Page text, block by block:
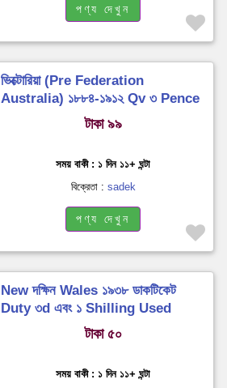
পণ্য দেখুন
ভিক্টোরিয়া (Pre Federation
Australia) ১৮৮৪-১৯১২ Qv ৩ Pence
টাকা ৯৯
সময় বাকী : ১ দিন ১১+ ঘন্টা
বিক্রেতা : sadek
পণ্য দেখুন
New দক্ষিন Wales ১৯৩৮ ডাকটিকেট
Duty ৩d এবং ১ Shilling Used
টাকা ৫০
সময় বাকী : ১ দিন ১১+ ঘন্টা